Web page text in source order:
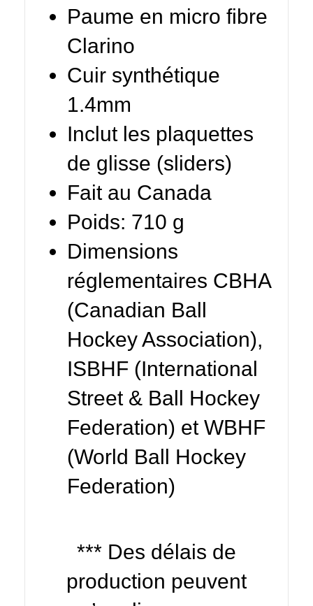
Paume en micro fibre
Clarino
Cuir synthétique
1.4mm
Inclut les plaquettes
de glisse (sliders)
Fait au Canada
Poids: 710 g
Dimensions
réglementaires CBHA
(Canadian Ball
Hockey Association),
ISBHF (International
Street & Ball Hockey
Federation) et WBHF
(World Ball Hockey
Federation)
*** Des délais de
production peuvent